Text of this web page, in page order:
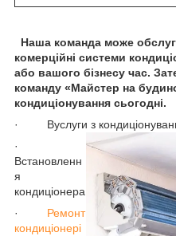
Наша команда може
комерційні системи
або вашого бізнесу час.
команду «Майстер на
кондиціонування сьогодні.
· Вуслуги з
·
Встановленн
я
кондиціонера
· Ремонт
кондиціонері